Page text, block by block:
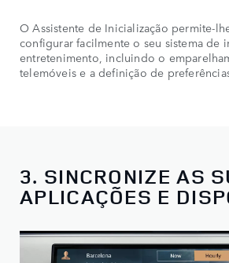
O Assistente de Inicialização permite-
configurar facilmente o seu sistema de
entretenimento, incluindo o
telemóveis e a definição de
3. SINCRONIZE AS
APLICAÇÕES E